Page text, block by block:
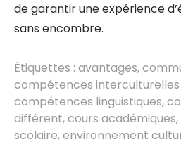
de garantir une expérience
sans encombre.
Étiquettes : avantages,
compétences interculturelles
compétences linguistiques,
différent,cours académiques,
scolaire,environnement